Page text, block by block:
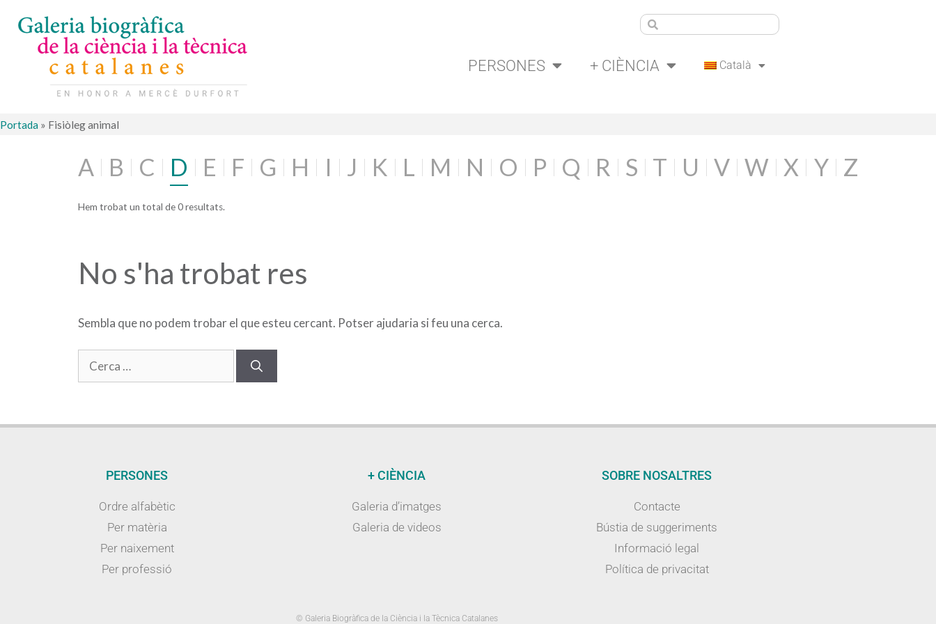
PERSONES + CIÈNCIA Català
Portada » Fisiòleg animal
A B C D E F G H I J K L M N O P Q R S T U V W X Y Z
Hem trobat un total de 0 resultats.
No s'ha trobat res
Sembla que no podem trobar el que esteu cercant. Potser ajudaria si feu una cerca.
PERSONES
Ordre alfabètic
Per matèria
Per naixement
Per professió
+ CIÈNCIA
Galeria d’imatges
Galeria de videos
SOBRE NOSALTRES
Contacte
Bústia de suggeriments
Informació legal
Política de privacitat
© Galeria Biogràfica de la Ciència i la Tècnica Catalanes